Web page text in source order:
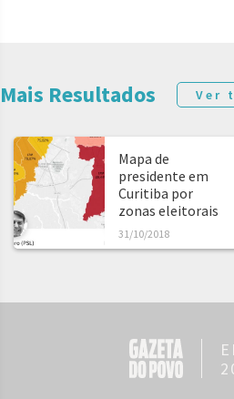
Mais Resultados Ver
Mapa de
presidente em
Curitiba por
zonas eleitorais
31/10/2018